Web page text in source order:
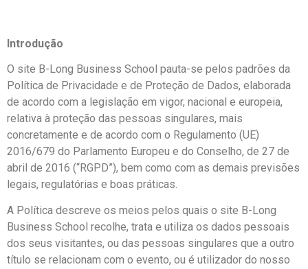
Introdução
O site B-Long Business School pauta-se pelos padrões da
Política de Privacidade e de Proteção de Dados, elaborada
de acordo com a legislação em vigor, nacional e europeia,
relativa à proteção das pessoas singulares, mais
concretamente e de acordo com o Regulamento (UE)
2016/679 do Parlamento Europeu e do Conselho, de 27 de
abril de 2016 (“RGPD”), bem como com as demais previsões
legais, regulatórias e boas práticas.
A Política descreve os meios pelos quais o site B-Long
Business School recolhe, trata e utiliza os dados pessoais
dos seus visitantes, ou das pessoas singulares que a outro
título se relacionam com o evento, ou é utilizador do nosso